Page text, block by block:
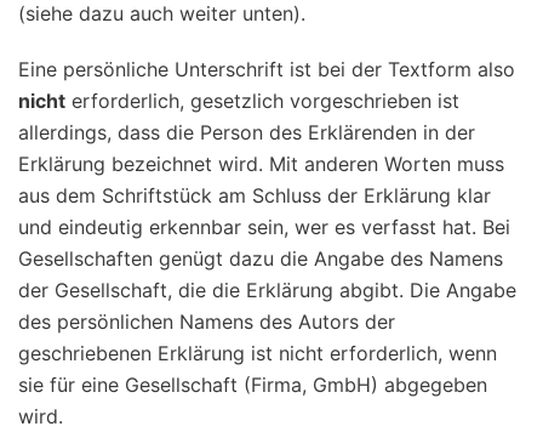
(siehe dazu auch weiter unten).
Eine persönliche Unterschrift ist bei der Textform also
nicht erforderlich, gesetzlich vorgeschrieben ist
allerdings, dass die Person des Erklärenden in der
Erklärung bezeichnet wird. Mit anderen Worten muss
aus dem Schriftstück am Schluss der Erklärung klar
und eindeutig erkennbar sein, wer es verfasst hat. Bei
Gesellschaften genügt dazu die Angabe des Namens
der Gesellschaft, die die Erklärung abgibt. Die Angabe
des persönlichen Namens des Autors der
geschriebenen Erklärung ist nicht erforderlich, wenn
sie für eine Gesellschaft (Firma, GmbH) abgegeben
wird.